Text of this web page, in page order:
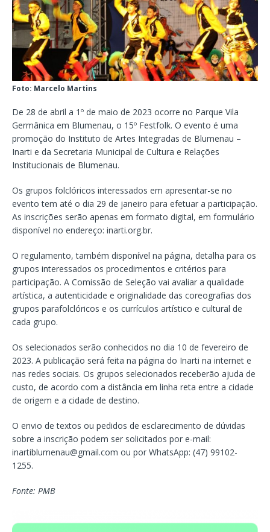
Foto: Marcelo Martins
De 28 de abril a 1º de maio de 2023 ocorre no Parque Vila
Germânica em Blumenau, o 15º Festfolk. O evento é uma
promoção do Instituto de Artes Integradas de Blumenau –
Inarti e da Secretaria Municipal de Cultura e Relações
Institucionais de Blumenau.
Os grupos folclóricos interessados em apresentar-se no
evento tem até o dia 29 de janeiro para efetuar a participação.
As inscrições serão apenas em formato digital, em formulário
disponível no endereço: inarti.org.br.
O regulamento, também disponível na página, detalha para os
grupos interessados os procedimentos e critérios para
participação. A Comissão de Seleção vai avaliar a qualidade
artística, a autenticidade e originalidade das coreografias dos
grupos parafolclóricos e os currículos artístico e cultural de
cada grupo.
Os selecionados serão conhecidos no dia 10 de fevereiro de
2023. A publicação será feita na página do Inarti na internet e
nas redes sociais. Os grupos selecionados receberão ajuda de
custo, de acordo com a distância em linha reta entre a cidade
de origem e a cidade de destino.
O envio de textos ou pedidos de esclarecimento de dúvidas
sobre a inscrição podem ser solicitados por e-mail:
inartiblumenau@gmail.com ou por WhatsApp: (47) 99102-
1255.
Fonte: PMB